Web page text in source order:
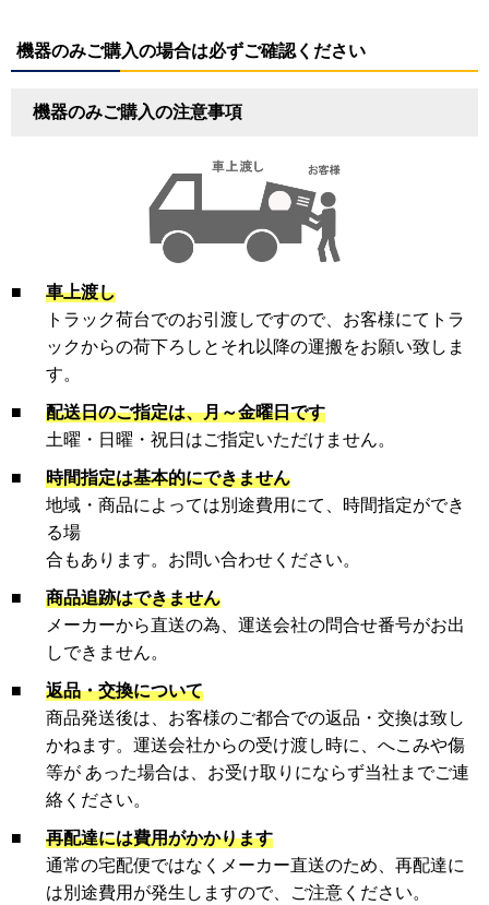
機器のみご購入の場合は必ずご確認ください
機器のみご購入の注意事項
■
車上渡し
トラック荷台でのお引渡しですので、お客様にてトラ
ックからの荷下ろしとそれ以降の運搬をお願い致しま
す。
■
配送日のご指定は、月～金曜日です
土曜・日曜・祝日はご指定いただけません。
■
時間指定は基本的にできません
地域・商品によっては別途費用にて、時間指定ができ
る場
合もあります。お問い合わせください。
■
商品追跡はできません
メーカーから直送の為、運送会社の問合せ番号がお出
しできません。
■
返品・交換について
商品発送後は、お客様のご都合での返品・交換は致し
かねます。運送会社からの受け渡し時に、へこみや傷
等が あった場合は、お受け取りにならず当社までご連
絡ください。
■
再配達には費用がかかります
通常の宅配便ではなくメーカー直送のため、再配達に
は別途費用が発生しますので、ご注意ください。